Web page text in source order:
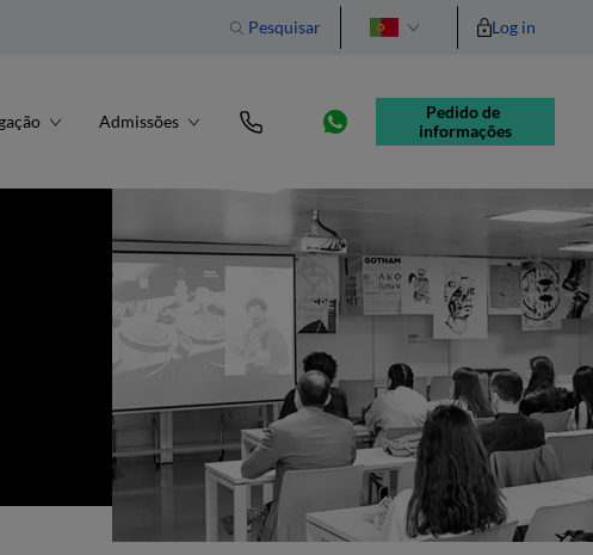
Pesquisar
English
Log in
Admissões
Pedido de
informações